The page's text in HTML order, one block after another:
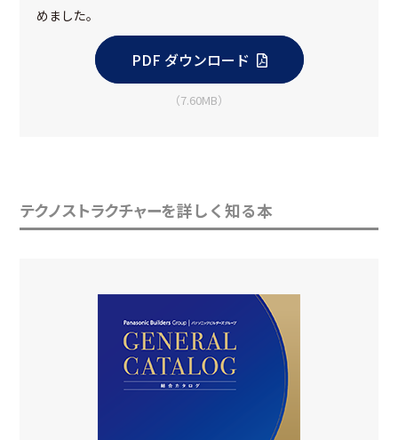
めました。
PDF ダウンロード
（7.60MB）
テクノストラクチャーを詳しく知る本